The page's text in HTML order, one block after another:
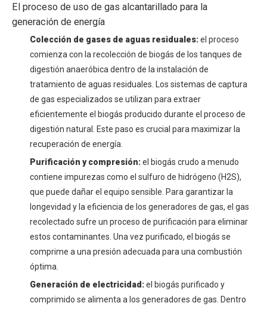
El proceso de uso de gas alcantarillado para la
generación de energía
Colección de gases de aguas residuales:el proceso
comienza con la recolección de biogás de los tanques de
digestión anaeróbica dentro de la instalación de
tratamiento de aguas residuales. Los sistemas de captura
de gas especializados se utilizan para extraer
eficientemente el biogás producido durante el proceso de
digestión natural. Este paso es crucial para maximizar la
recuperación de energía.
Purificación y compresión:el biogás crudo a menudo
contiene impurezas como el sulfuro de hidrógeno (H2S),
que puede dañar el equipo sensible. Para garantizar la
longevidad y la eficiencia de los generadores de gas, el gas
recolectado sufre un proceso de purificación para eliminar
estos contaminantes. Una vez purificado, el biogás se
comprime a una presión adecuada para una combustión
óptima.
Generación de electricidad:el biogás purificado y
comprimido se alimenta a los generadores de gas. Dentro